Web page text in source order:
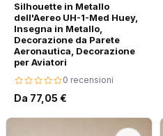
Silhouette in Metallo
dell'Aereo UH-1-Med Huey,
Insegna in Metallo,
Decorazione da Parete
Aeronautica, Decorazione
per Aviatori
0 recensioni
Da 77,05 €